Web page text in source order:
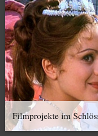
Filmprojekte im